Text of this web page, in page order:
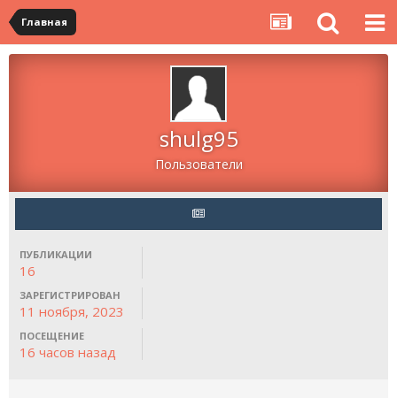
Главная
shulg95
Пользователи
ПУБЛИКАЦИИ
16
ЗАРЕГИСТРИРОВАН
11 ноября, 2023
ПОСЕЩЕНИЕ
16 часов назад